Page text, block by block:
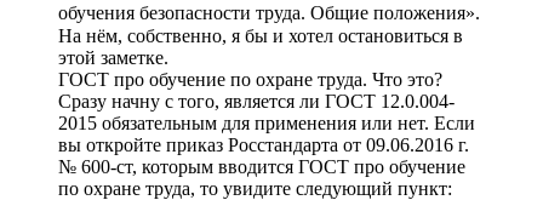
обучения безопасности труда. Общие положения».
На нём, собственно, я бы и хотел остановиться в
этой заметке.
ГОСТ про обучение по охране труда. Что это?
Сразу начну с того, является ли ГОСТ 12.0.004-
2015 обязательным для применения или нет. Если
вы откройте приказ Росстандарта от 09.06.2016 г.
№ 600-ст, которым вводится ГОСТ про обучение
по охране труда, то увидите следующий пункт: